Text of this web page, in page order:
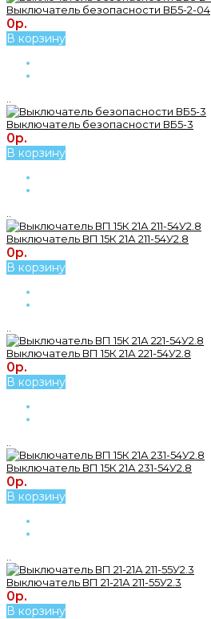
Выключатель безопасности ВБ5-2-04
0р.
В корзину
Выключатель безопасности ВБ5-3
0р.
В корзину
Выключатель ВП 15К 21А 211-54У2.8
0р.
В корзину
Выключатель ВП 15К 21А 221-54У2.8
0р.
В корзину
Выключатель ВП 15К 21А 231-54У2.8
0р.
В корзину
Выключатель ВП 21-21А 211-55У2.3
0р.
В корзину